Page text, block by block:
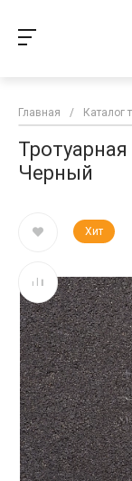
Главная / Каталог
Черный
Хит